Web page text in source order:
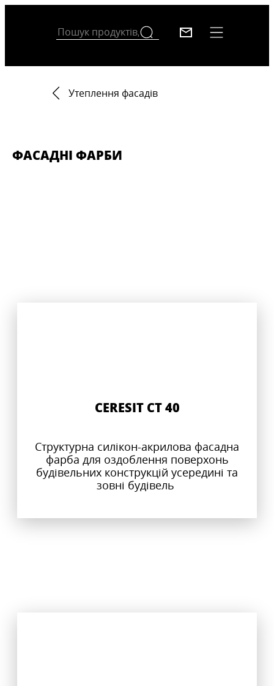
Утеплення фасадів
ФАСАДНІ ФАРБИ
CERESIT CT 40
Структурна силікон-акрилова фасадна
фарба для оздоблення поверхонь
будівельних конструкцій усередині та
зовні будівель